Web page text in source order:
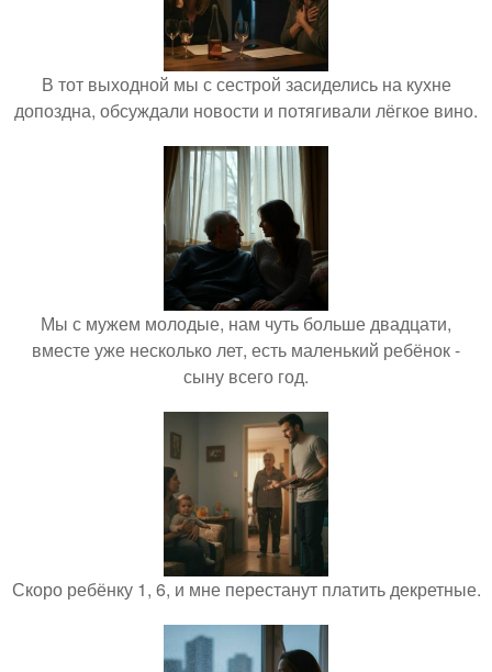
В тот выходной мы с сестрой засиделись на кухне
допоздна, обсуждали новости и потягивали лёгкое вино.
Мы с мужем молодые, нам чуть больше двадцати,
вместе уже несколько лет, есть маленький ребёнок -
сыну всего год.
Скоро ребёнку 1, 6, и мне перестанут платить декретные.